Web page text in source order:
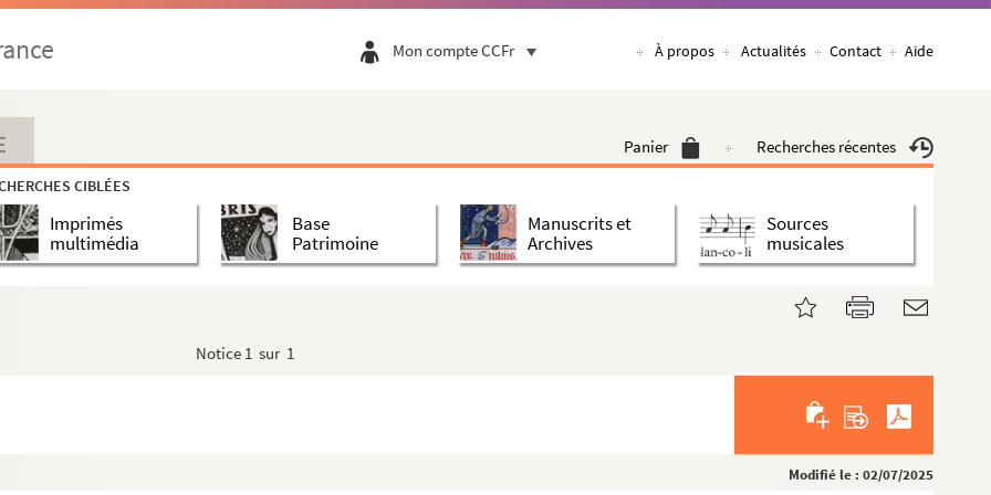
Mon compte CCFr À propos Actualités Contact Aide
Panier Recherches récentes
CIBLÉES
Imprimés
multimédia
Base
Patrimoine
Manuscrits et
Archives
Sources
musicales
Notice 1 sur 1
Modifié le : 02/07/2025
x 31,5 cm.
de Sambre et Meuse